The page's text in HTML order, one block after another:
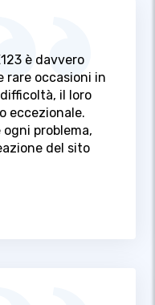
è davvero
rare occasioni in
il loro
eccezionale.
problema,
del sito